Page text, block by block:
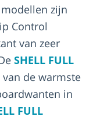
zijn
Control
van zeer
SHELL FULL
de warmste
in
FULL